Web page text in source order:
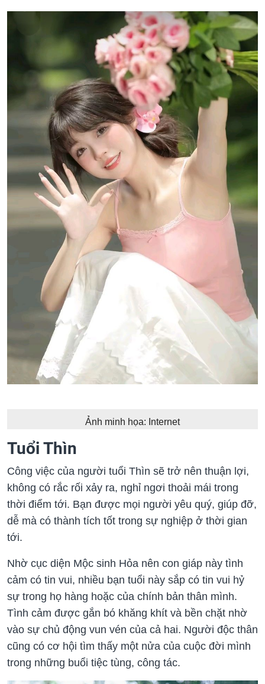
Ảnh minh họa: Internet
Tuổi Thìn
Công việc của người tuổi Thìn sẽ trở nên thuận lợi,
không có rắc rối xảy ra, nghỉ ngơi thoải mái trong
thời điểm tới. Bạn được mọi người yêu quý, giúp đỡ,
dễ mà có thành tích tốt trong sự nghiệp ở thời gian
tới.
Nhờ cục diện Mộc sinh Hỏa nên con giáp này tình
cảm có tin vui, nhiều bạn tuổi này sắp có tin vui hỷ
sự trong họ hàng hoặc của chính bản thân mình.
Tình cảm được gắn bó khăng khít và bền chặt nhờ
vào sự chủ động vun vén của cả hai. Người độc thân
cũng có cơ hội tìm thấy một nửa của cuộc đời mình
trong những buổi tiệc tùng, công tác.